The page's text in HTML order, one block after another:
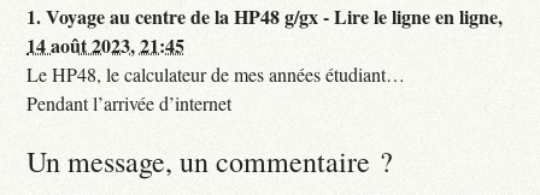
1.Voyage au centre de la HP48 g/gx - Lire le ligne en ligne,
14 août 2023, 21:45
Le HP48, le calculateur de mes années étudiant…
Pendant l’arrivée d’internet
Un message, un commentaire ?